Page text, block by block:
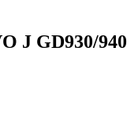
J GD930/940